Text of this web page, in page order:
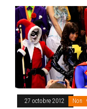
27 octobre 2012 Non